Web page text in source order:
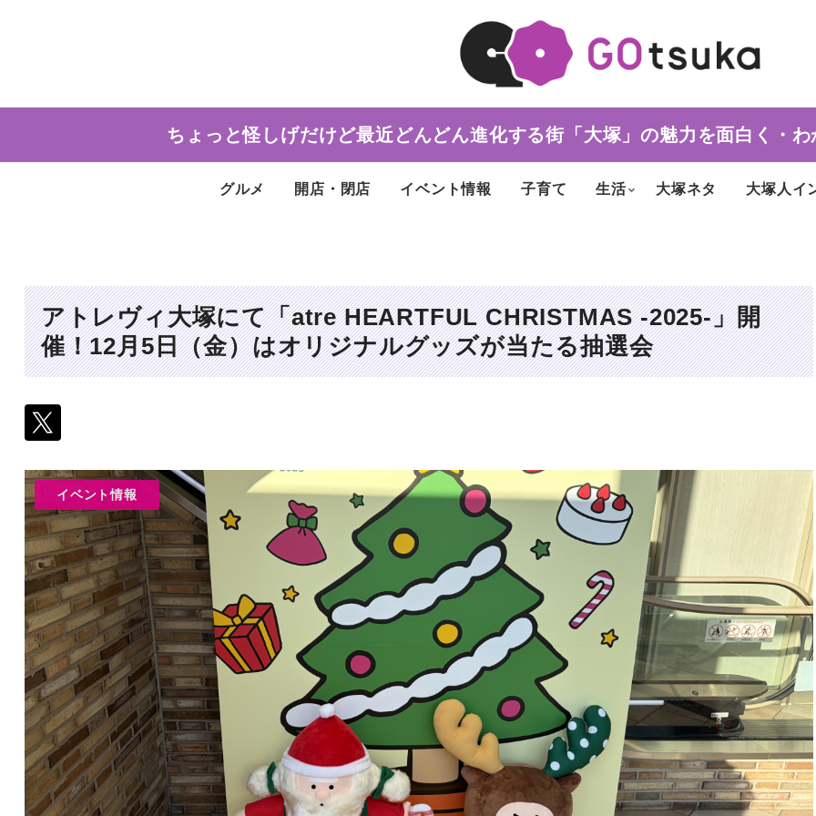
ちょっと怪しげだけど最近どんどん進化する街「大塚」の魅力を面白く・
グルメ 開店・閉店 イベント情報 子育て 生活 大塚ネタ 大塚人イ
アトレヴィ大塚にて「atre HEARTFUL CHRISTMAS -2025-」開
催！12月5日（金）はオリジナルグッズが当たる抽選会
イベント情報